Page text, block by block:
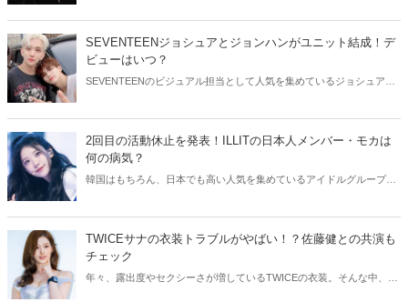
SEVENTEENジョシュアとジョンハンがユニット結成！デ
ビューはいつ？
SEVENTEENのビジュアル担当として人気を集めているジョシュアと
2回目の活動休止を発表！ILLITの日本人メンバー・モカは
何の病気？
韓国はもちろん、日本でも高い人気を集めているアイドルグループ・
TWICEサナの衣装トラブルがやばい！？佐藤健との共演も
チェック
年々、露出度やセクシーさが増しているTWICEの衣装。そんな中、